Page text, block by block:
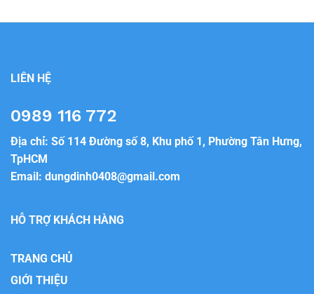
LIÊN HỆ
0989 116 772
Địa chỉ: Số 114 Đường số 8, Khu phố 1, Phường Tân Hưng,
TpHCM
Email: dungdinh0408@gmail.com
HỖ TRỢ KHÁCH HÀNG
TRANG CHỦ
GIỚI THIỆU